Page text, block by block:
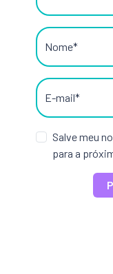
Nome*
E-mail*
Salve meu
para a